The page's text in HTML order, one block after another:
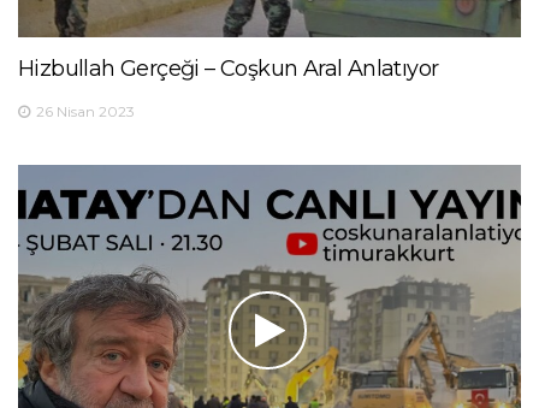
Hizbullah Gerçeği – Coşkun Aral Anlatıyor
26 Nisan 2023